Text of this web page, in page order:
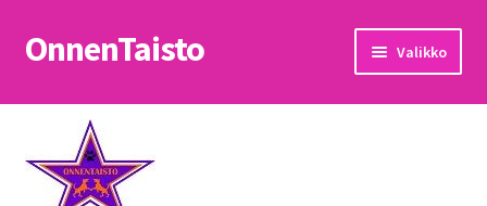
Siirry
navigointiin
Siirry
sisältöön
OnnenTaisto Valikko
Etusivu
Kassa